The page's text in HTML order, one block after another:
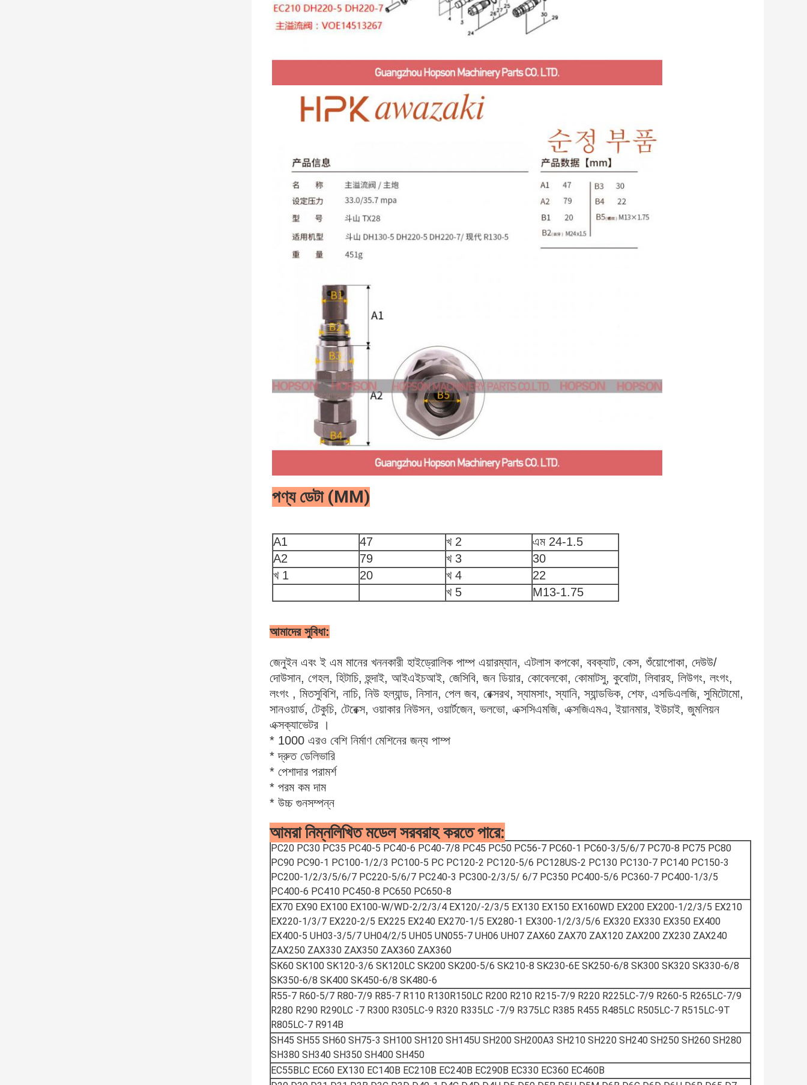
পণ্য ডেটা (MM)
A1 47 খ 2
এম 24-1.5
A2
79 খ 3
30
খ 1
20 খ 4
22
খ 5
M13-1.75
আমাদের সুবিধা:
জেনুইন এবং ই এম মানের খননকারী হাইড্রোলিক পাম্প এয়ারম্যান, এটলাস কপকো, ববক্যাট, কেস, শুঁয়োপোকা, দেউউ/
দোউসান, গেহল, হিটাচি, হুন্দাই, আইএইচআই, জেসিবি, জন ডিয়ার, কোবেলকো, কোমাটসু, কুবোটা, লিবারহ, লিউগং, লংগং,
লংগং , মিতসুবিশি, নাচি, নিউ হল্যান্ড, নিসান, পেল জব, রেক্সরথ, স্যামসাং, স্যানি, স্যান্ডভিক, শেফ, এসডিএলজি, সুমিটোমো,
সানওয়ার্ড, টেকুচি, টেরেক্স, ওয়াকার নিউসন, ওয়ার্টজেন, ভলভো, এক্সসিএমজি, এক্সজিএমএ, ইয়ানমার, ইউচাই, জুমলিয়ন
এক্সক্যাভেটর ।
* 1000 এরও বেশি নির্মাণ মেশিনের জন্য পাম্প
* দ্রুত ডেলিভারি
* পেশাদার পরামর্শ
* পরম কম দাম
* উচ্চ গুনসম্পন্ন
আমরা নিম্নলিখিত মডেল সরবরাহ করতে পারে:
PC20 PC30 PC35 PC40-5 PC40-6 PC40-7/8 PC45 PC50 PC56-7 PC60-1 PC60-3/5/6/7 PC70-8 PC75 PC80
PC90 PC90-1 PC100-1/2/3 PC100-5 PC PC120-2 PC120-5/6 PC128US-2 PC130 PC130-7 PC140 PC150-3
PC200-1/2/3/5/6/7 PC220-5/6/7 PC240-3 PC300-2/3/5/ 6/7 PC350 PC400-5/6 PC360-7 PC400-1/3/5
PC400-6 PC410 PC450-8 PC650 PC650-8
EX70 EX90 EX100 EX100-W/WD-2/2/3/4 EX120/-2/3/5 EX130 EX150 EX160WD EX200 EX200-1/2/3/5 EX210
EX220-1/3/7 EX220-2/5 EX225 EX240 EX270-1/5 EX280-1 EX300-1/2/3/5/6 EX320 EX330 EX350 EX400
EX400-5 UH03-3/5/7 UH04/2/5 UH05 UN055-7 UH06 UH07 ZAX60 ZAX70 ZAX120 ZAX200 ZX230 ZAX240
ZAX250 ZAX330 ZAX350 ZAX360 ZAX360
SK60 SK100 SK120-3/6 SK120LC SK200 SK200-5/6 SK210-8 SK230-6E SK250-6/8 SK300 SK320 SK330-6/8
SK350-6/8 SK400 SK450-6/8 SK480-6
R55-7 R60-5/7 R80-7/9 R85-7 R110 R130R150LC R200 R210 R215-7/9 R220 R225LC-7/9 R260-5 R265LC-7/9
R280 R290 R290LC -7 R300 R305LC-9 R320 R335LC -7/9 R375LC R385 R455 R485LC R505LC-7 R515LC-9T
R805LC-7 R914B
SH45 SH55 SH60 SH75-3 SH100 SH120 SH145U SH200 SH200A3 SH210 SH220 SH240 SH250 SH260 ​​SH280
SH380 SH340 SH350 SH400 SH450
EC55BLC EC60 EX130 EC140B EC210B EC240B EC290B EC330 EC360 EC460B